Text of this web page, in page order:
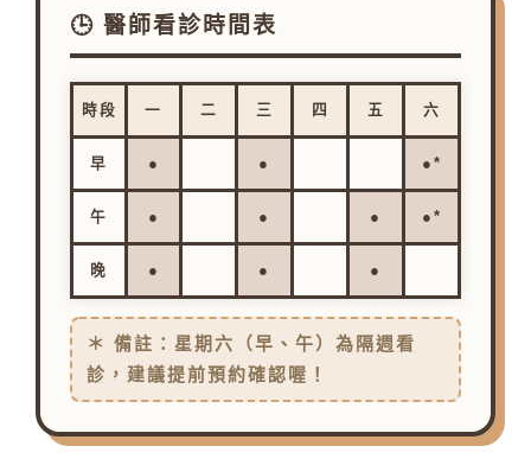
🕒 醫師看診時間表
時段 一 二 三 四 五 六
早 ● ● ●*
午 ● ● ● ●*
晚 ● ● ●
＊ 備註：星期六（早、午）為 隔週看
診 ，建議提前預約確認喔！